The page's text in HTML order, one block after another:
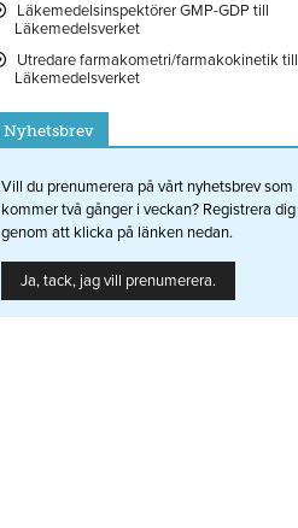
Läkemedelsinspektörer GMP-GDP till
Läkemedelsverket
Utredare farmakometri/farmakokinetik till
Läkemedelsverket
Nyhetsbrev
Vill du prenumerera på vårt nyhetsbrev som
kommer två gånger i veckan? Registrera dig
genom att klicka på länken nedan.
Ja, tack, jag vill prenumerera.